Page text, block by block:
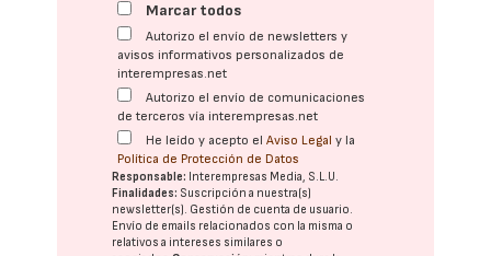
Marcar todos
Autorizo el envío de newsletters y
avisos informativos personalizados de
interempresas.net
Autorizo el envío de comunicaciones
de terceros vía interempresas.net
He leído y acepto elAviso Legal y la
Política de Protección de Datos
Responsable: Interempresas Media, S.L.U.
Finalidades: Suscripción a nuestra(s)
newsletter(s). Gestión de cuenta de usuario.
Envío de emails relacionados con la misma o
relativos a intereses similares o